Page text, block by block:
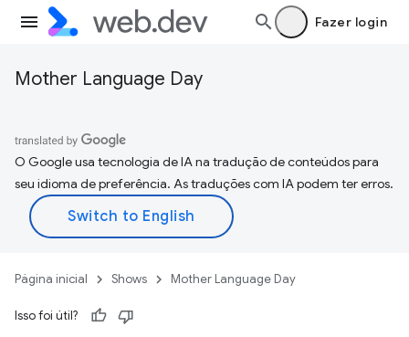
Fazer login
Mother Language Day
O Google usa tecnologia de IA na tradução de conteúdos para
seu idioma de preferência. As traduções com IA podem ter erros.
Página inicial Shows Mother Language Day
Isso foi útil?